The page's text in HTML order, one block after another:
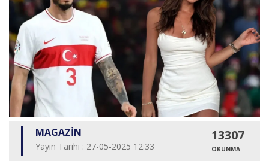
MAGAZİN
Yayın Tarihi : 27-05-2025 12:33
13307
OKUNMA